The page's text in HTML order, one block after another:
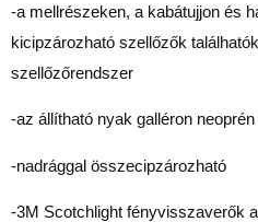
-a mellrészeken, a kabátujjon és
kicipzározható szellőzők
szellőzőrendszer
-az állítható nyak galléron
-nadrággal összecipzározható
-3M Scotchlight fényvisszaverők